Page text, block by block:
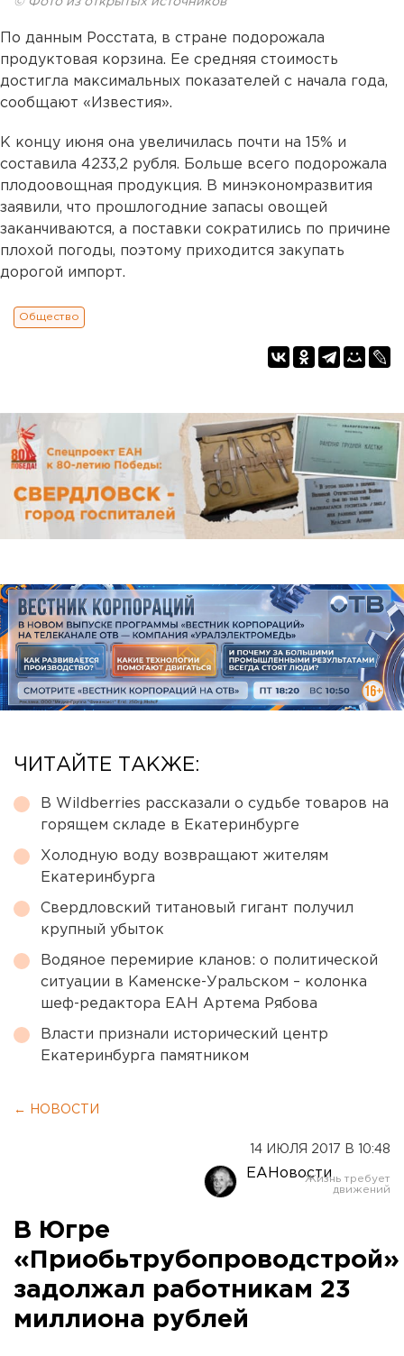
© Фото из открытых источников
По данным Росстата, в стране подорожала
продуктовая корзина. Ее средняя стоимость
достигла максимальных показателей с начала года,
сообщают «Известия».
К концу июня она увеличилась почти на 15% и
составила 4233,2 рубля. Больше всего подорожала
плодоовощная продукция. В минэкономразвития
заявили, что прошлогодние запасы овощей
заканчиваются, а поставки сократились по причине
плохой погоды, поэтому приходится закупать
дорогой импорт.
Общество
ЧИТАЙТЕ ТАКЖЕ:
В Wildberries рассказали о судьбе товаров на
горящем складе в Екатеринбурге
Холодную воду возвращают жителям
Екатеринбурга
Свердловский титановый гигант получил
крупный убыток
Водяное перемирие кланов: о политической
ситуации в Каменске-Уральском – колонка
шеф-редактора ЕАН Артема Рябова
Власти признали исторический центр
Екатеринбурга памятником
← НОВОСТИ
14 ИЮЛЯ 2017 В 10:48
ЕАНовости
В Югре
«Приобьтрубопроводстрой»
задолжал работникам 23
миллиона рублей